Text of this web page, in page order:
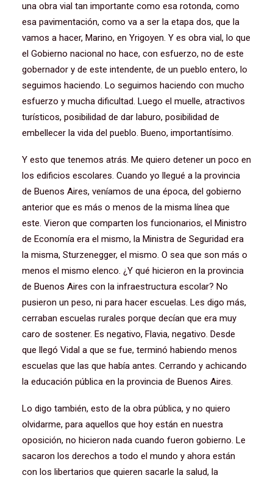
una obra vial tan importante como esa rotonda, como
esa pavimentación, como va a ser la etapa dos, que la
vamos a hacer, Marino, en Yrigoyen. Y es obra vial, lo que
el Gobierno nacional no hace, con esfuerzo, no de este
gobernador y de este intendente, de un pueblo entero, lo
seguimos haciendo. Lo seguimos haciendo con mucho
esfuerzo y mucha dificultad. Luego el muelle, atractivos
turísticos, posibilidad de dar laburo, posibilidad de
embellecer la vida del pueblo. Bueno, importantísimo.
Y esto que tenemos atrás. Me quiero detener un poco en
los edificios escolares. Cuando yo llegué a la provincia
de Buenos Aires, veníamos de una época, del gobierno
anterior que es más o menos de la misma línea que
este. Vieron que comparten los funcionarios, el Ministro
de Economía era el mismo, la Ministra de Seguridad era
la misma, Sturzenegger, el mismo. O sea que son más o
menos el mismo elenco. ¿Y qué hicieron en la provincia
de Buenos Aires con la infraestructura escolar? No
pusieron un peso, ni para hacer escuelas. Les digo más,
cerraban escuelas rurales porque decían que era muy
caro de sostener. Es negativo, Flavia, negativo. Desde
que llegó Vidal a que se fue, terminó habiendo menos
escuelas que las que había antes. Cerrando y achicando
la educación pública en la provincia de Buenos Aires.
Lo digo también, esto de la obra pública, y no quiero
olvidarme, para aquellos que hoy están en nuestra
oposición, no hicieron nada cuando fueron gobierno. Le
sacaron los derechos a todo el mundo y ahora están
con los libertarios que quieren sacarle la salud, la